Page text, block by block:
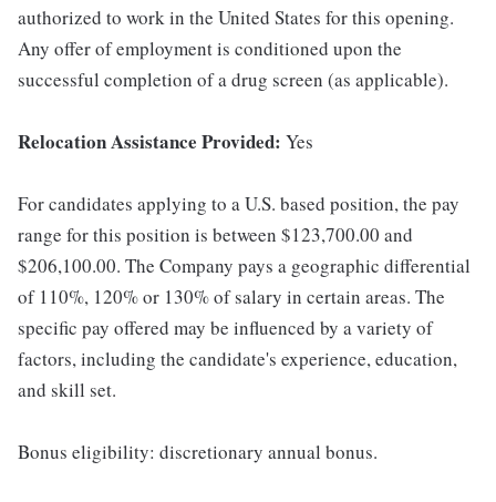
authorized to work in the United States for this opening.
Any offer of employment is conditioned upon the
successful completion of a drug screen (as applicable).
Relocation Assistance Provided: Yes
For candidates applying to a U.S. based position, the pay
range for this position is between $123,700.00 and
$206,100.00. The Company pays a geographic differential
of 110%, 120% or 130% of salary in certain areas. The
specific pay offered may be influenced by a variety of
factors, including the candidate's experience, education,
and skill set.
Bonus eligibility: discretionary annual bonus.